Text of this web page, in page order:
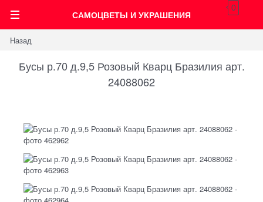
САМОЦВЕТЫ И УКРАШЕНИЯ
0
Назад
Бусы р.70 д.9,5 Розовый Кварц Бразилия арт.
24088062